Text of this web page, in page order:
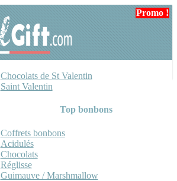
Chocolats de St Valentin
Saint Valentin
Top bonbons
Coffrets bonbons
Acidulés
Chocolats
Réglisse
Guimauve / Marshmallow
Promo !